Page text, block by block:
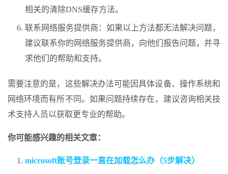
相关的清除DNS缓存方法。
联系网络服务提供商：如果以上方法都无法解决问题，
建议联系你的网络服务提供商，向他们报告问题，并寻
求他们的帮助和支持。
需要注意的是，这些解决办法可能因具体设备、操作系统和
网络环境而有所不同。如果问题持续存在，建议咨询相关技
术支持人员以获取更专业的帮助。
你可能感兴趣的相关文章：
microsoft账号登录一直在加载怎么办（5步解决）